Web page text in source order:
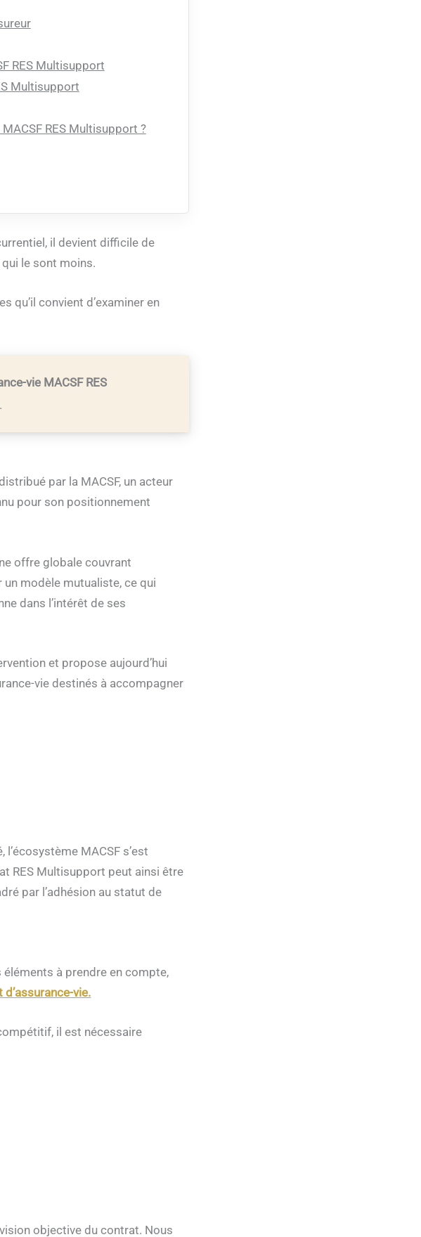
RES Multisupport
Multisupport
RES Multisupport ?
il devient difficile de
le sont moins.
qu’il convient d’examiner en
vie MACSF RES
par la MACSF, un acteur
pour son positionnement
offre globale couvrant
un modèle mutualiste, ce qui
dans l’intérêt de ses
et propose aujourd’hui
vie destinés à accompagner
MACSF s’est
RES Multisupport peut ainsi être
par l’adhésion au statut de
éléments à prendre en compte,
d’assurance-vie.
il est nécessaire
objective du contrat. Nous